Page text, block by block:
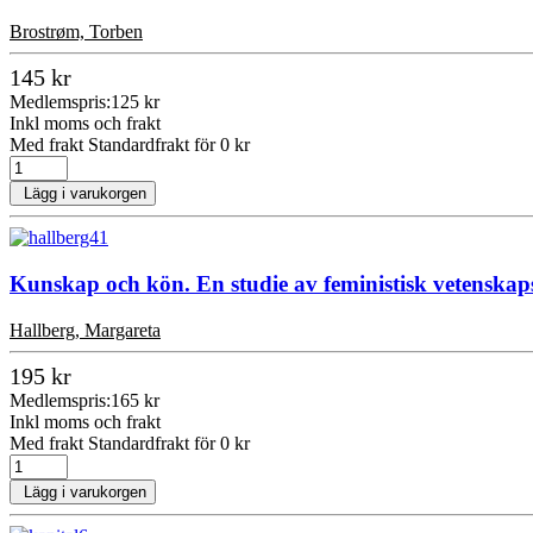
Brostrøm, Torben
145 kr
Medlemspris:125 kr
Inkl moms och frakt
Med frakt Standardfrakt för 0 kr
Lägg i varukorgen
Kunskap och kön. En studie av feministisk
Hallberg, Margareta
195 kr
Medlemspris:165 kr
Inkl moms och frakt
Med frakt Standardfrakt för 0 kr
Lägg i varukorgen